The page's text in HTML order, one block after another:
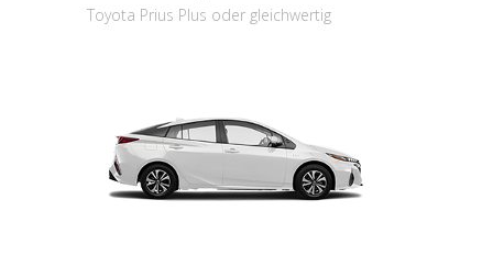
Toyota Prius Plus oder gleichwertig